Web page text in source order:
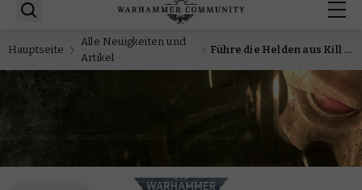
Hauptseite
Alle Neuigkeiten und
Artikel
Führe die Helden aus Kill Team: Makropolsturm auf das Schlachtfeld von Warhammer 40.000 mit diesen gratis herunterladbaren Datenblättern